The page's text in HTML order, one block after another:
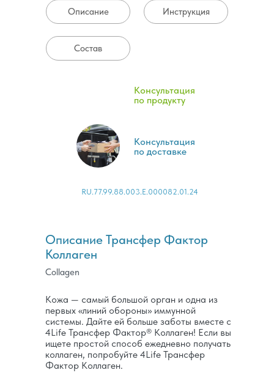
Консультация
по доставке
Консультация
по продукту
Инструкция
Состав
Описание
RU.77.99.88.003.E.000082.01.24
Collagen
Описание Трансфер Фактор
Коллаген
Кожа — самый большой орган и одна из
первых «линий обороны» иммунной
системы. Дайте ей больше заботы вместе с
4Life Трансфер Фактор® Коллаген! Если вы
ищете простой способ ежедневно получать
коллаген, попробуйте 4Life Трансфер
Фактор Коллаген.